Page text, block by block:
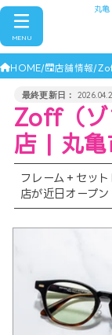
丸亀
MENU
HOME 店舗情報
Zoff（ゾ
店 | 丸亀
フレーム＋セッ
店が近日オープン